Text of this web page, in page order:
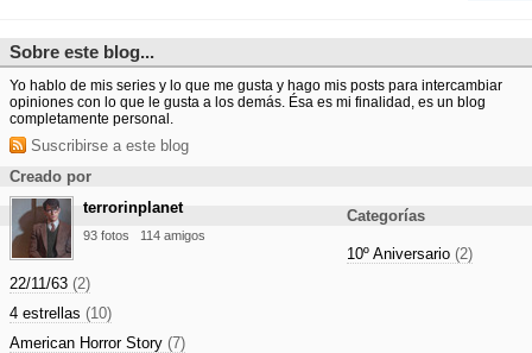
Sobre este blog...
Yo hablo de mis series y lo que me gusta y hago mis posts para intercambiar
opiniones con lo que le gusta a los demás. Ésa es mi finalidad, es un blog
completamente personal.
Suscribirse a este blog
Creado por
terrorinplanet
93 fotos 114 amigos
Categorías
10º Aniversario (2)
22/11/63 (2)
4 estrellas (10)
American Horror Story (7)